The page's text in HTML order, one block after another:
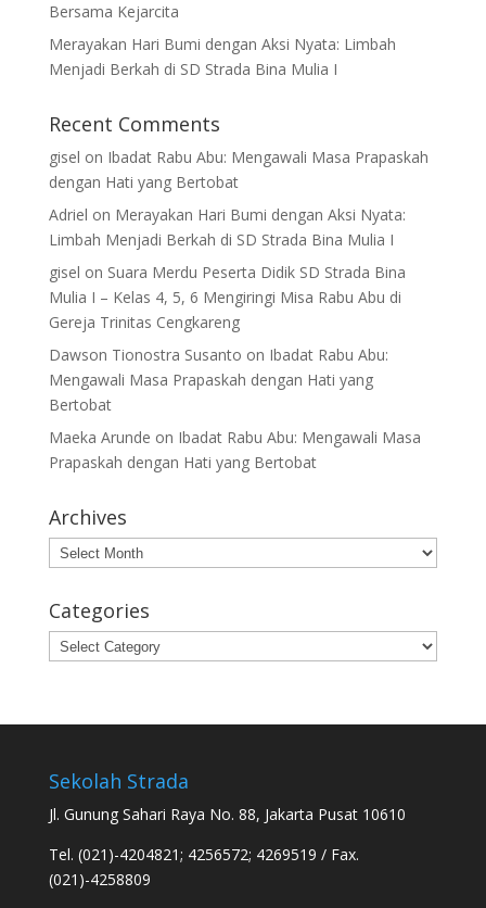
Bersama Kejarcita
Merayakan Hari Bumi dengan Aksi Nyata: Limbah
Menjadi Berkah di SD Strada Bina Mulia I
Recent Comments
gisel on Ibadat Rabu Abu: Mengawali Masa Prapaskah
dengan Hati yang Bertobat
Adriel on Merayakan Hari Bumi dengan Aksi Nyata:
Limbah Menjadi Berkah di SD Strada Bina Mulia I
gisel on Suara Merdu Peserta Didik SD Strada Bina
Mulia I – Kelas 4, 5, 6 Mengiringi Misa Rabu Abu di
Gereja Trinitas Cengkareng
Dawson Tionostra Susanto on Ibadat Rabu Abu:
Mengawali Masa Prapaskah dengan Hati yang
Bertobat
Maeka Arunde on Ibadat Rabu Abu: Mengawali Masa
Prapaskah dengan Hati yang Bertobat
Archives
Archives
Categories
Categories
Sekolah Strada
Jl. Gunung Sahari Raya No. 88, Jakarta Pusat 10610
Tel. (021)-4204821; 4256572; 4269519 / Fax.
(021)-4258809